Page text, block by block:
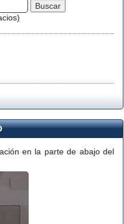
en la parte de abajo del